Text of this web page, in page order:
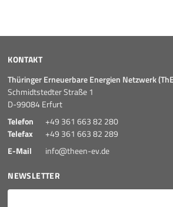
KONTAKT
Thüringer Erneuerbare Energien Netzwerk
Schmidtstedter Straße 1
D-99084 Erfurt
Telefon
+49 361 663 82 280
Telefax
+49 361 663 82 289
E-Mail
info@theen-ev.de
NEWSLETTER
E-Mail*